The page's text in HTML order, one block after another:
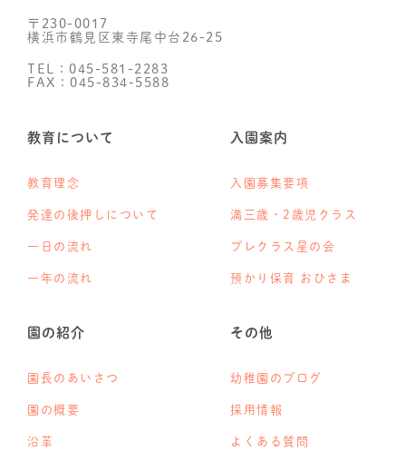
〒230-0017
横浜市鶴見区東寺尾中台26-25
TEL：045-581-2283
FAX：045-834-5588
教育について
教育理念
発達の後押しについて
一日の流れ
一年の流れ
入園案内
入園募集要項
満三歳・2歳児クラス
プレクラス星の会
預かり保育 おひさま
園の紹介
園長のあいさつ
園の概要
沿革
その他
幼稚園のブログ
採用情報
よくある質問